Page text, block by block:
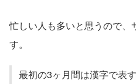
忙しい人も多いと思うので
す。
最初の3ヶ月間は漢字で表